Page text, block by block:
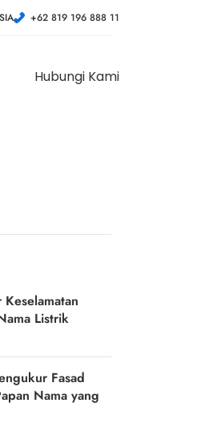
+62 819 196 888 11
Hubungi Kami
Keselamatan
Listrik
Fasad
Nama yang